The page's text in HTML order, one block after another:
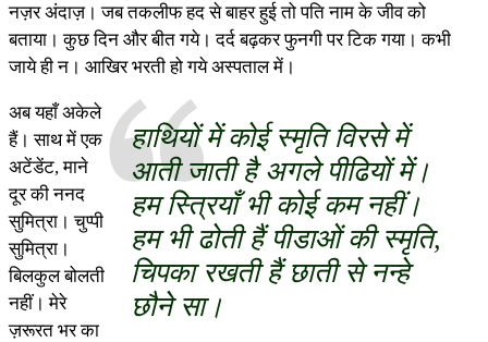
नज़र अंदाज़। जब तकलीफ हद से बाहर हुई तो पति नाम के जीव को
बताया। कुछ दिन और बीत गये। दर्द बढ़कर फुनगी पर टिक गया। कभी
जाये ही न। आखिर भरती हो गये अस्पताल में।
हाथियों में कोई स्मृति विरसे में
आती जाती है अगले पीढियों में।
हम स्त्रियाँ भी कोई कम नहीं।
हम भी ढोती हैं पीडाओं की स्मृति,
चिपका रखती हैं छाती से नन्हे
छौने सा।
अब यहाँ अकेले
हैं। साथ में एक
अटेंडेंट, माने
दूर की ननद
सुमित्रा। चुप्पी
सुमित्रा।
बिलकुल बोलती
नहीं। मेरे
ज़रूरत भर का